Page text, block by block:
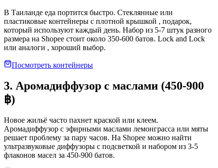
В Таиланде еда портится быстро. Стеклянные или
пластиковые контейнеры с плотной крышкой , подарок,
который используют каждый день. Набор из 5-7 штук разного
размера на Shopee стоит около 350-600 батов. Lock and Lock
или аналоги , хороший выбор.
Посмотреть контейнеры
3. Аромадиффузор с маслами (450-900
฿)
Новое жильё часто пахнет краской или клеем.
Аромадиффузор с эфирными маслами лемонграсса или мяты
решает проблему за пару часов. На Shopee можно найти
ультразвуковые диффузоры с подсветкой и набором из 3-5
флаконов масел за 450-900 батов.